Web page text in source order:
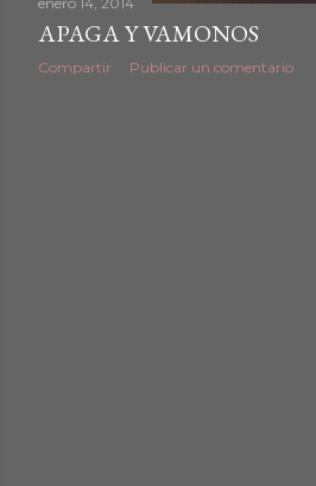
APAGA Y VAMONOS
Compartir Publicar un comentario